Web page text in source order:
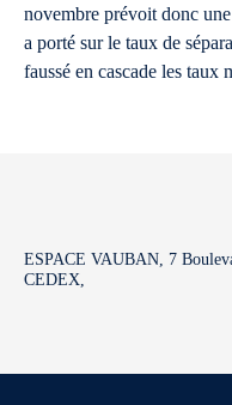
novembre prévoit donc
a porté sur le taux de
faussé en cascade les taux
ESPACE VAUBAN, 7
CEDEX,